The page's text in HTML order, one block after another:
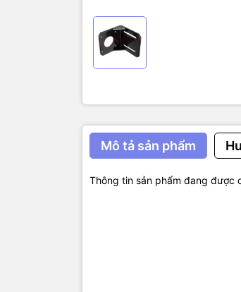
Mô tả sản phẩm
Thông tin sản phẩm đang được